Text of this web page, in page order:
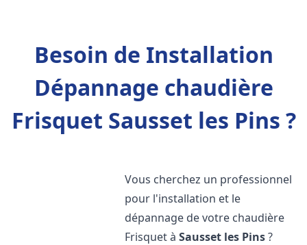
Besoin de Installation
Dépannage chaudière
Frisquet Sausset les Pins ?
Vous cherchez un professionnel
pour l'installation et le
dépannage de votre chaudière
Frisquet àSausset les Pins?